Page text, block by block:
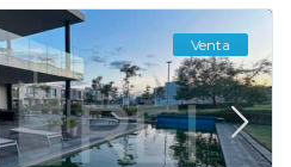
Venta